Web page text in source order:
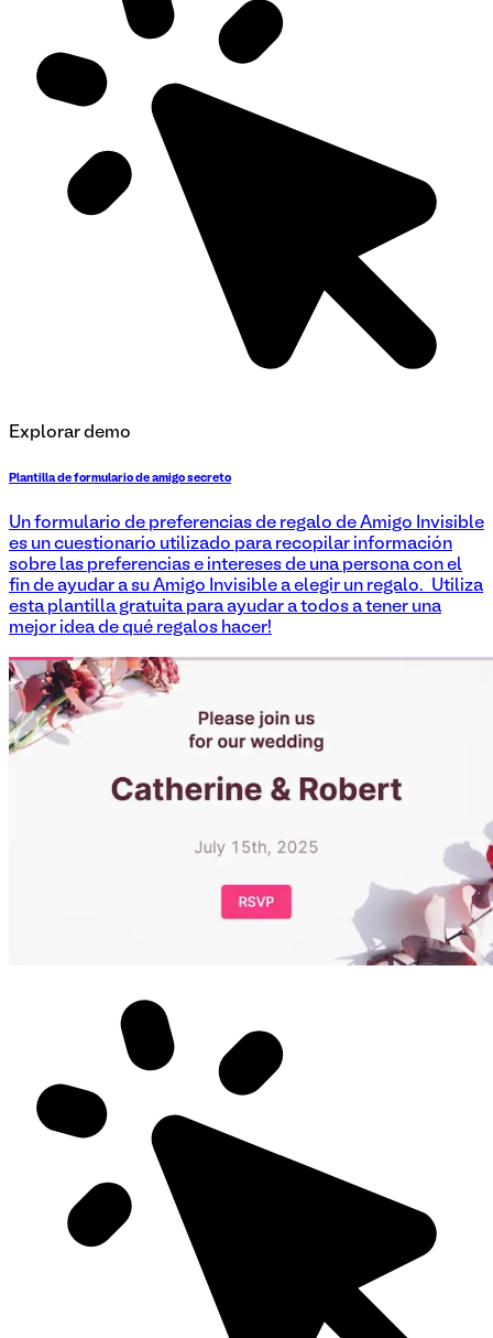
Explorar demo
Plantilla de formulario de amigo secreto
Un formulario de preferencias de regalo de Amigo Invisible
es un cuestionario utilizado para recopilar información
sobre las preferencias e intereses de una persona con el
fin de ayudar a su Amigo Invisible a elegir un regalo. ¡Utiliza
esta plantilla gratuita para ayudar a todos a tener una
mejor idea de qué regalos hacer!